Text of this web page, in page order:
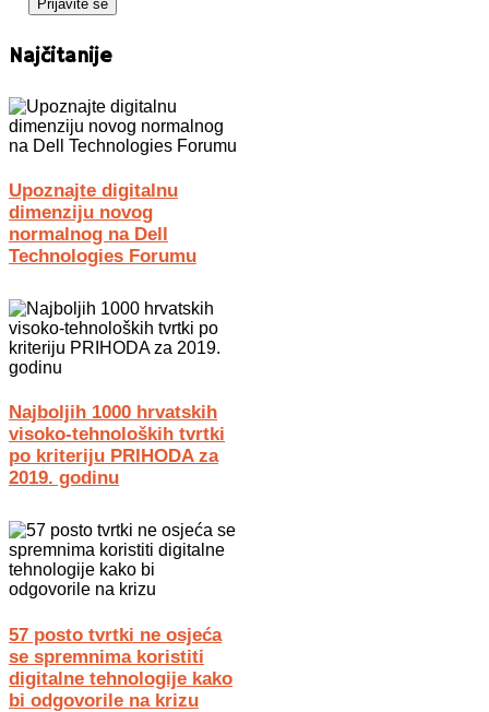
Najčitanije
Upoznajte digitalnu
dimenziju novog
normalnog na Dell
Technologies Forumu
Najboljih 1000 hrvatskih
visoko-tehnoloških tvrtki
po kriteriju PRIHODA za
2019. godinu
57 posto tvrtki ne osjeća
se spremnima koristiti
digitalne tehnologije kako
bi odgovorile na krizu